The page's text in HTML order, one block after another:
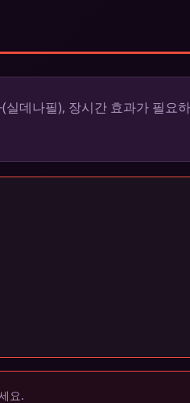
데나필), 장시간 효과가 필요
요.